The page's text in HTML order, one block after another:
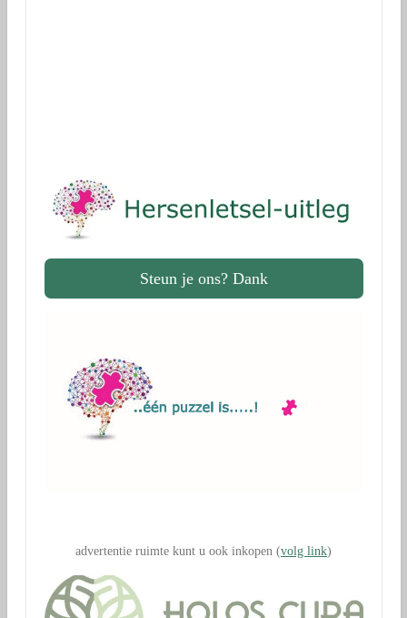
Steun je ons? Dank
advertentie ruimte kunt u ook inkopen (volg link)